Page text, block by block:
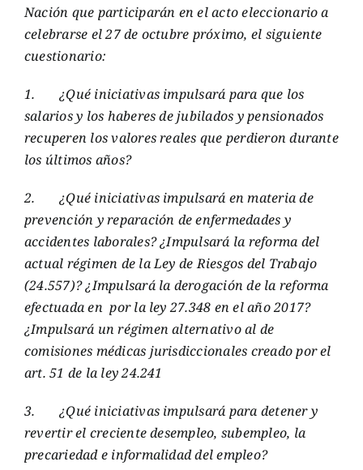
Nación que participarán en el acto eleccionario a
celebrarse el 27 de octubre próximo, el siguiente
cuestionario:
1.¿Qué iniciativas impulsará para que los
salarios y los haberes de jubilados y pensionados
recuperen los valores reales que perdieron durante
los últimos años?
2.¿Qué iniciativas impulsará en materia de
prevención y reparación de enfermedades y
accidentes laborales? ¿Impulsará la reforma del
actual régimen de la Ley de Riesgos del Trabajo
(24.557)? ¿Impulsará la derogación de la reforma
efectuada en por la ley 27.348 en el año 2017?
¿Impulsará un régimen alternativo al de
comisiones médicas jurisdiccionales creado por el
art. 51 de la ley 24.241
3.¿Qué iniciativas impulsará para detener y
revertir el creciente desempleo, subempleo, la
precariedad e informalidad del empleo?